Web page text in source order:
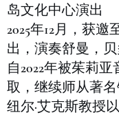
岛文化中心演出
2025年12月，获邀
出，演奏舒曼，
自2022年被茱莉
取，继续师从著
纽尔·艾克斯教授